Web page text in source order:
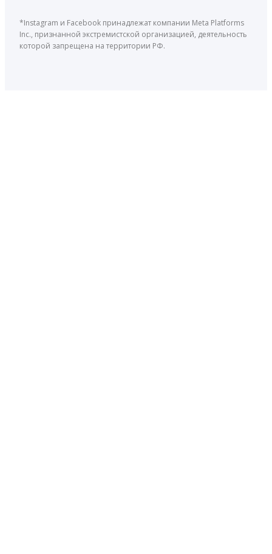
*Instagram и Facebook принадлежат компании Meta Platforms
Inc., признанной экстремистской организацией, деятельность
которой запрещена на территории РФ.